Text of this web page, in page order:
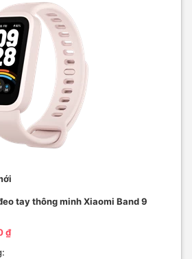
tay thông minh Xiaomi Band 9
₫